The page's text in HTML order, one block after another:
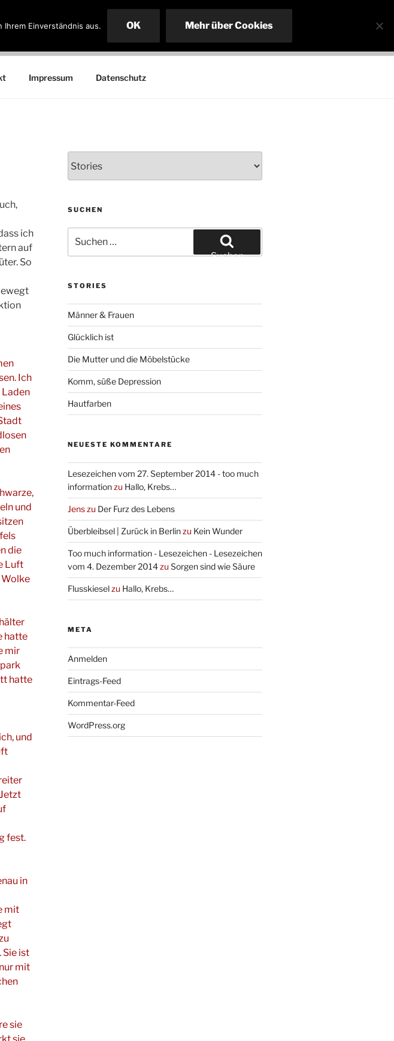
Impressum Datenschutz
ich
auf
So
Ich
Laden
und
die
Luft
Wolke
hatte
mir
hatte
und
fest.
in
mit
Sie ist
mit
sie
SUCHEN
nach:
Suchen
STORIES
Männer & Frauen
Glücklich ist
Die Mutter und die Möbelstücke
Komm, süße Depression
Hautfarben
NEUESTE KOMMENTARE
Lesezeichen vom 27. September 2014 - too much
informationzu Hallo, Krebs…
Jenszu Der Furz des Lebens
Überbleibsel | Zurück in Berlinzu Kein Wunder
Too much information - Lesezeichen - Lesezeichen
vom 4. Dezember 2014zu Sorgen sind wie Säure
Flusskieselzu Hallo, Krebs…
META
Anmelden
Eintrags-Feed
Kommentar-Feed
WordPress.org
Einverständnis aus. OK Mehr über Cookies